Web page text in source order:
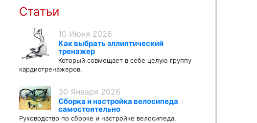
Статьи
10 Июня 2026
Как выбрать эллиптический
тренажер
Который совмещает в себе целую группу
кардиотренажеров.
30 Января 2026
Сборка и настройка велосипеда
самостоятельно
Руководство по сборке и настройке велосипеда.